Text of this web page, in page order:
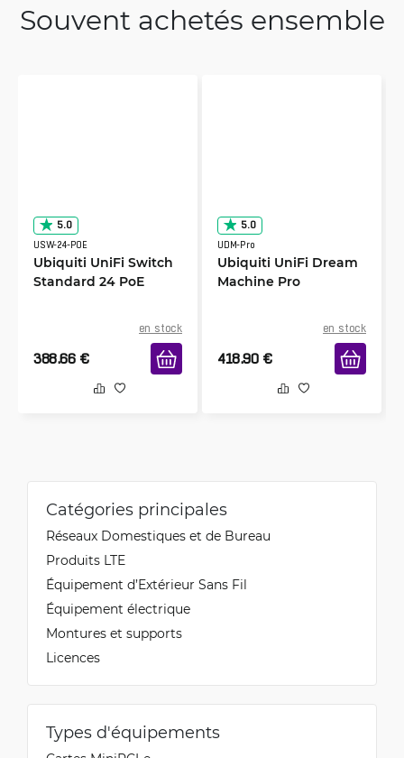
Souvent achetés ensemble
5.0
USW-24-POE
Ubiquiti UniFi Switch
Standard 24 PoE
en stock
388.66 €
5.0
UDM-Pro
Ubiquiti UniFi Dream
Machine Pro
en stock
418.90 €
Catégories principales
Réseaux Domestiques et de Bureau
Produits LTE
Équipement d’Extérieur Sans Fil
Équipement électrique
Montures et supports
Licences
Types d'équipements